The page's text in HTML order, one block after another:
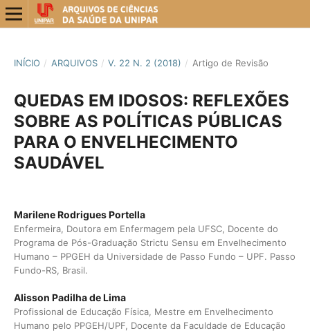
INÍCIO / ARQUIVOS / V. 22 N. 2 (2018) / Artigo de Revisão
QUEDAS EM IDOSOS: REFLEXÕES
SOBRE AS POLÍTICAS PÚBLICAS
PARA O ENVELHECIMENTO
SAUDÁVEL
Marilene Rodrigues Portella
Enfermeira, Doutora em Enfermagem pela UFSC, Docente do
Programa de Pós-Graduação Strictu Sensu em Envelhecimento
Humano – PPGEH da Universidade de Passo Fundo – UPF. Passo
Fundo-RS, Brasil.
Alisson Padilha de Lima
Profissional de Educação Física, Mestre em Envelhecimento
Humano pelo PPGEH/UPF, Docente da Faculdade de Educação